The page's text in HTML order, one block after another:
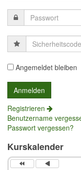
Sicherheitscode
Angemeldet bleiben
Registrieren
Benutzername
Passwort vergessen?
Kurskalender